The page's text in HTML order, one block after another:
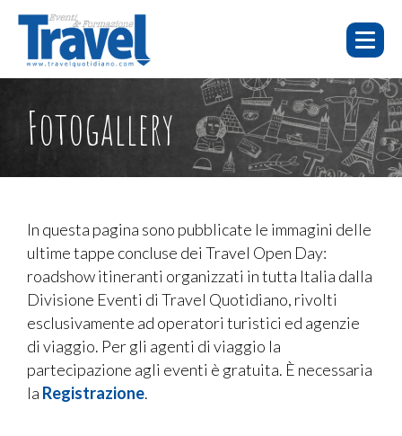
HOME
CHI SIAMO
WEBINAR
FAQ
EVENTI
SERVIZI
CONTATTI
PUBBLICITÀ
TORNA A TRAVELQUOTIDIANO
WEBINAR
E-
LEARNING
EVENTI
FOTO E
VIDEO
Fotogallery
In questa pagina sono pubblicate le immagini delle
ultime tappe concluse dei Travel Open Day:
roadshow itineranti organizzati in tutta Italia dalla
Divisione Eventi di Travel Quotidiano, rivolti
esclusivamente ad operatori turistici ed agenzie
di viaggio. Per gli agenti di viaggio la
partecipazione agli eventi è gratuita. È necessaria
la Registrazione.